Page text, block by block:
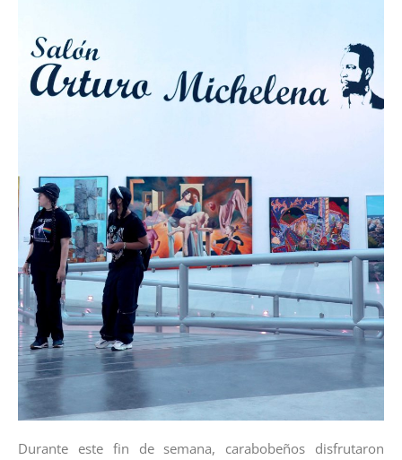
Durante este fin de semana, carabobeños disfrutaron